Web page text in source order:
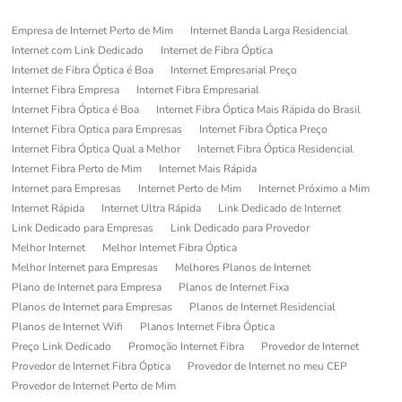
Empresa de Internet Perto de Mim
Internet Banda Larga Residencial
Internet com Link Dedicado
Internet de Fibra Óptica
Internet de Fibra Óptica é Boa
Internet Empresarial Preço
Internet Fibra Empresa
Internet Fibra Empresarial
Internet Fibra Óptica é Boa
Internet Fibra Óptica Mais Rápida do Brasil
Internet Fibra Optica para Empresas
Internet Fibra Óptica Preço
Internet Fibra Óptica Qual a Melhor
Internet Fibra Óptica Residencial
Internet Fibra Perto de Mim
Internet Mais Rápida
Internet para Empresas
Internet Perto de Mim
Internet Próximo a Mim
Internet Rápida
Internet Ultra Rápida
Link Dedicado de Internet
Link Dedicado para Empresas
Link Dedicado para Provedor
Melhor Internet
Melhor Internet Fibra Óptica
Melhor Internet para Empresas
Melhores Planos de Internet
Plano de Internet para Empresa
Planos de Internet Fixa
Planos de Internet para Empresas
Planos de Internet Residencial
Planos de Internet Wifi
Planos Internet Fibra Óptica
Preço Link Dedicado
Promoção Internet Fibra
Provedor de Internet
Provedor de Internet Fibra Óptica
Provedor de Internet no meu CEP
Provedor de Internet Perto de Mim